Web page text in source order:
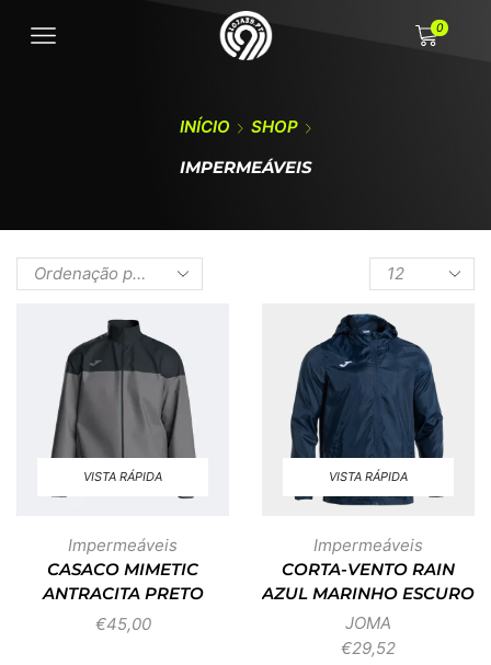
0
INÍCIO
SHOP
IMPERMEÁVEIS
VISTA RÁPIDA
Impermeáveis
CASACO MIMETIC
ANTRACITA PRETO
€45,00
VISTA RÁPIDA
Impermeáveis
CORTA-VENTO RAIN
AZUL MARINHO ESCURO
JOMA
€29,52